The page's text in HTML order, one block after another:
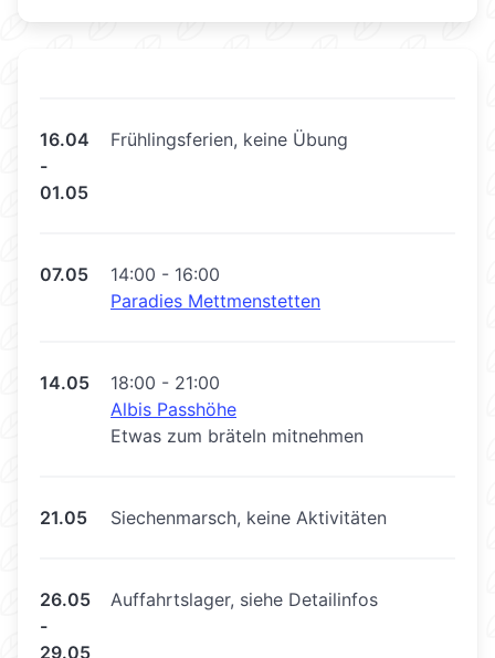
16.04
-
01.05
Frühlingsferien, keine Übung
07.05
14:00 - 16:00
Paradies Mettmenstetten
14.05
18:00 - 21:00
Albis Passhöhe
Etwas zum bräteln mitnehmen
21.05 Siechenmarsch, keine Aktivitäten
26.05
-
29.05
Auffahrtslager, siehe Detailinfos